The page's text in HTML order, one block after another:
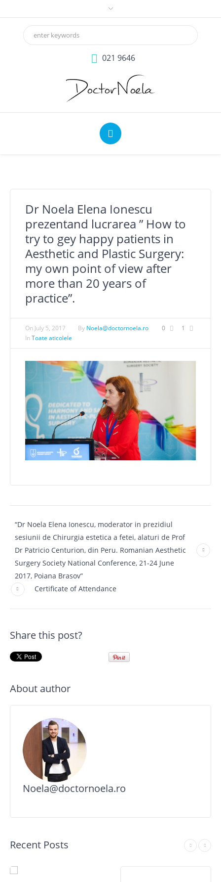
021 9646
Dr Noela Elena Ionescu
prezentand lucrarea ” How to
try to gey happy patients in
Aesthetic and Plastic Surgery:
my own point of view after
more than 20 years of
practice”.
0 1
On July 5, 2017 By Noela@doctornoela.ro
InToate aticolele
“Dr Noela Elena Ionescu, moderator in prezidiul
sesiunii de Chirurgia estetica a fetei, alaturi de Prof
Dr Patricio Centurion, din Peru. Romanian Aesthetic
Surgery Society National Conference, 21-24 June
2017, Poiana Brasov”
Certificate of Attendance
Share this post?
About author
Noela@doctornoela.ro
Recent Posts